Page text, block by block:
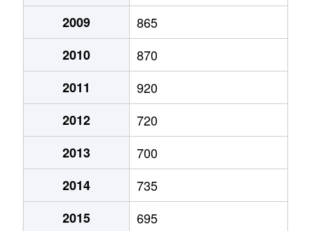
1,400万円
1,300万円
1,200万円
440万円
680万円
250万円
1,200万円
2009
865
2010
870
2011
920
2012
720
2013
700
2014
735
2015
695